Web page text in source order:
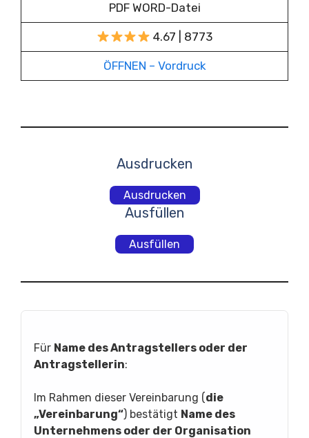
PDF WORD-Datei
4.67 | 8773
ÖFFNEN – Vordruck
Ausdrucken
Ausdrucken
Ausfüllen
Ausfüllen
Für Name des Antragstellers oder der
Antragstellerin:
Im Rahmen dieser Vereinbarung (die
„Vereinbarung“) bestätigt Name des
Unternehmens oder der Organisation